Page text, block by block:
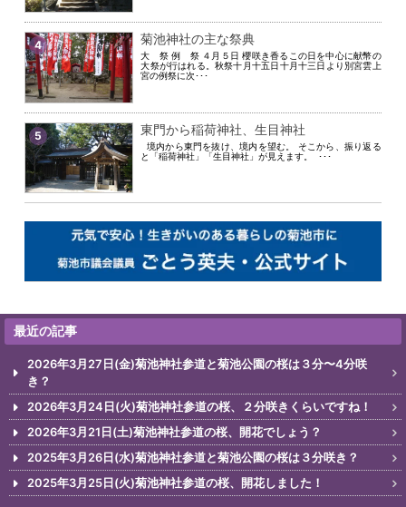
4 菊池神社の主な祭典
大 祭 例 祭 ４月５日 櫻咲き香るこの日を中心に献幣の
大祭が行はれる。秋祭十月十五日十月十三日より別宮雲上
宮の例祭に次･･･
5 東門から稲荷神社、生目神社
境内から東門を抜け、境内を望む。 そこから、振り返る
と「稲荷神社」「生目神社」が見えます。 ･･･
最近の記事
2026年3月27日(金)菊池神社参道と菊池公園の桜は３分〜4分咲
き？
2026年3月24日(火)菊池神社参道の桜、２分咲きくらいですね！
2026年3月21日(土)菊池神社参道の桜、開花でしょう？
2025年3月26日(水)菊池神社参道と菊池公園の桜は３分咲き？
2025年3月25日(火)菊池神社参道の桜、開花しました！